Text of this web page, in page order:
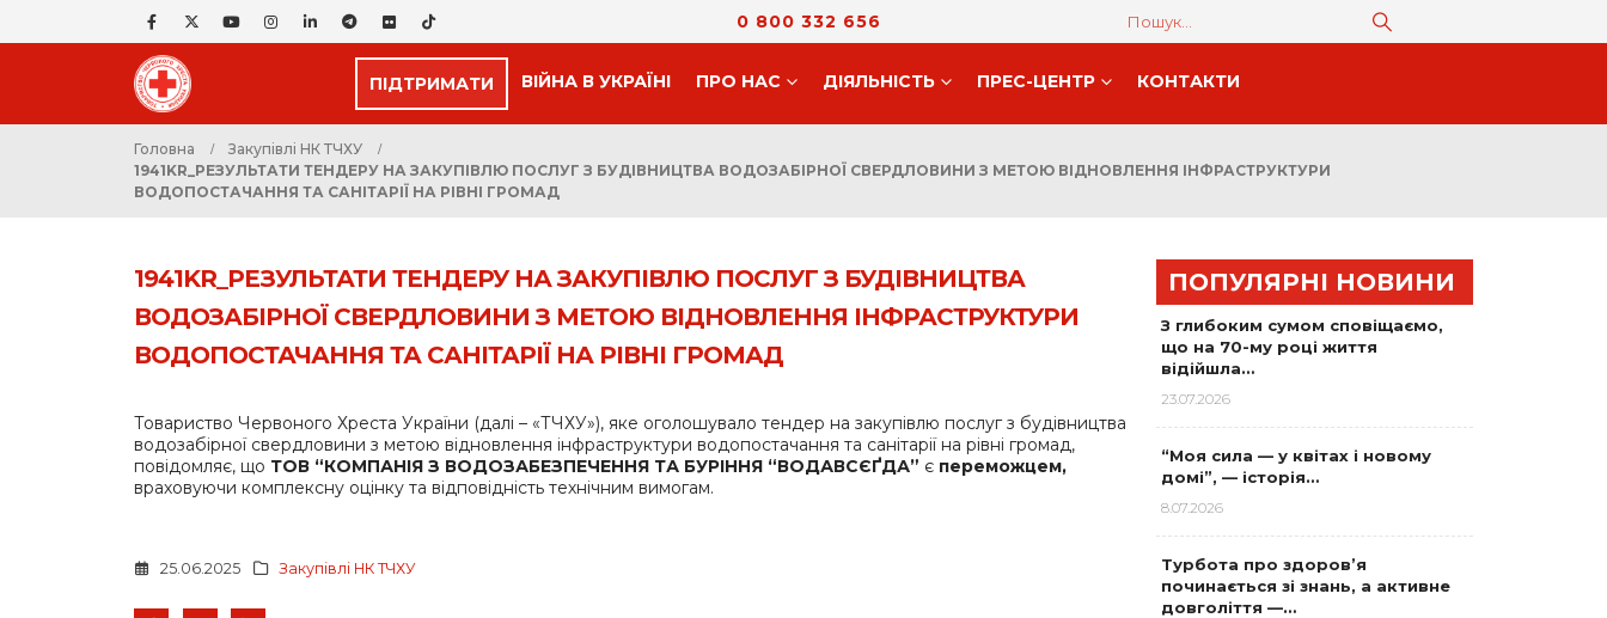
0 800 332 656
ПІДТРИМАТИ ВІЙНА В УКРАЇНІ ПРО НАС ДIЯЛЬНIСТЬ ПРЕС-ЦЕНТР КОНТАКТИ
Головна
Закупівлі НК ТЧХУ
1941KR_РЕЗУЛЬТАТИ ТЕНДЕРУ НА ЗАКУПІВЛЮ ПОСЛУГ З БУДІВНИЦТВА ВОДОЗАБІРНОЇ СВЕРДЛОВИНИ З МЕТОЮ ВІДНОВЛЕННЯ ІНФРАСТРУКТУРИ
ВОДОПОСТАЧАННЯ ТА САНІТАРІЇ НА РІВНІ ГРОМАД
1941KR_РЕЗУЛЬТАТИ ТЕНДЕРУ НА ЗАКУПІВЛЮ ПОСЛУГ З БУДІВНИЦТВА
ВОДОЗАБІРНОЇ СВЕРДЛОВИНИ З МЕТОЮ ВІДНОВЛЕННЯ ІНФРАСТРУКТУРИ
ВОДОПОСТАЧАННЯ ТА САНІТАРІЇ НА РІВНІ ГРОМАД
Товариство Червоного Хреста України (далі – «ТЧХУ»), яке оголошувало тендер на закупівлю послуг з будівництва
водозабірної свердловини з метою відновлення інфраструктури водопостачання та санітарії на рівні громад,
повідомляє, що ТОВ “КОМПАНІЯ З ВОДОЗАБЕЗПЕЧЕННЯ ТА БУРІННЯ “ВОДАВСЄҐДА” є переможцем,
враховуючи комплексну оцінку та відповідність технічним вимогам.
25.06.2025 Закупівлі НК ТЧХУ
ПОПУЛЯРНІ НОВИНИ
З глибоким сумом сповіщаємо,
що на 70-му році життя
відійшла…
23.07.2026
“Моя сила — у квітах і новому
домі”, — історія…
8.07.2026
Турбота про здоров’я
починається зі знань, а активне
довголіття —…